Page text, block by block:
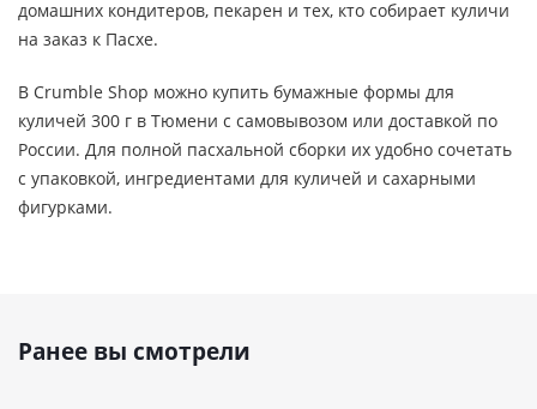
домашних кондитеров, пекарен и тех, кто собирает куличи
на заказ к Пасхе.
В Crumble Shop можно купить бумажные формы для
куличей 300 г в Тюмени с самовывозом или доставкой по
России. Для полной пасхальной сборки их удобно сочетать
с упаковкой, ингредиентами для куличей и сахарными
фигурками.
Ранее вы смотрели